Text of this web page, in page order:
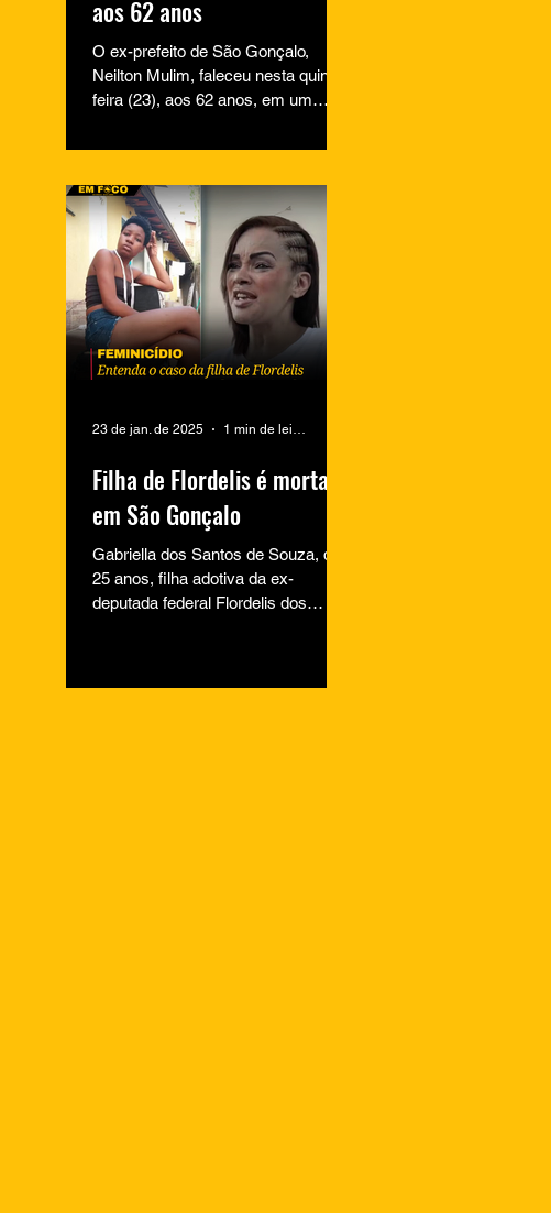
aos 62 anos
O ex-prefeito de São Gonçalo,
Neilton Mulim, faleceu nesta quinta-
feira (23), aos 62 anos, em um
informação...
Filha de Flordelis é morta
em São Gonçalo
Gabriella dos Santos de Souza, de
25 anos, filha adotiva da ex-
deputada federal Flordelis dos
23 de jan. de 2025 1 min de leitura